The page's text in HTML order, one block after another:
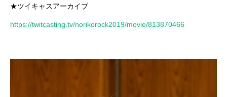
★ツイキャスアーカイブ
https://twitcasting.tv/norikorock2019/movie/813870466